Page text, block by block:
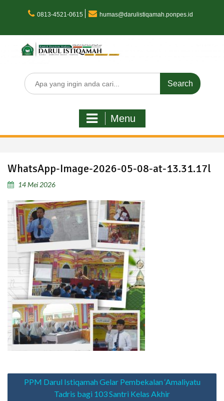
0813-4521-0615 humas@darulistiqamah.ponpes.id
Search
for:
Menu
WhatsApp-Image-2026-05-08-at-13.31.17l
14 Mei 2026
Navigasi
PPM Darul Istiqamah Gelar Pembekalan ‘Amaliyatu
Tadris bagi 103 Santri Kelas Akhir